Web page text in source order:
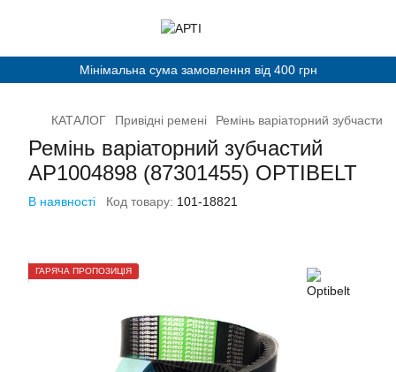
Мінімальна сума замовлення від 400 грн
КАТАЛОГ Привідні ремені Ремінь варіаторний
Ремінь варіаторний зубчастий
AP1004898 (87301455) OPTIBELT
В наявності Код товару: 101-18821
ГАРЯЧА ПРОПОЗИЦІЯ